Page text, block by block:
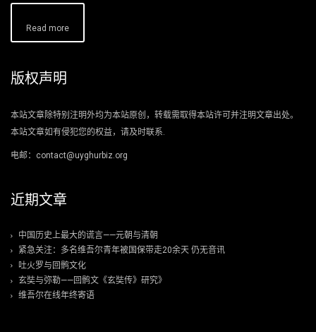
Read more
版权声明
本站文章除特别注明外均为本站原创，转载需取得本站许可并注明文章出处。
本站文章如有侵犯您的权益，请及时联系.
电邮：contact@uyghurbiz.org
近期文章
中国历史上最大的谎言——元朝与清朝
紧急关注：多名维吾尔青年被国保带走20余天 仍无音讯
吐火罗与回鹘文化
玄奘与弥勒——回鹘文《玄奘传》研究》
维吾尔在线年终寄语